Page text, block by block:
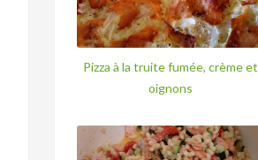
Pizza à la truite fumée, crème et
oignons